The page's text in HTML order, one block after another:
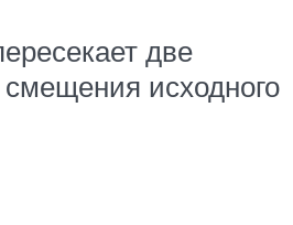
две
исходного